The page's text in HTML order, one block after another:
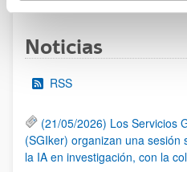
Noticias
RSS
(21/05/2026) Los Servicios
(SGIker) organizan una
la IA en investigación, con la